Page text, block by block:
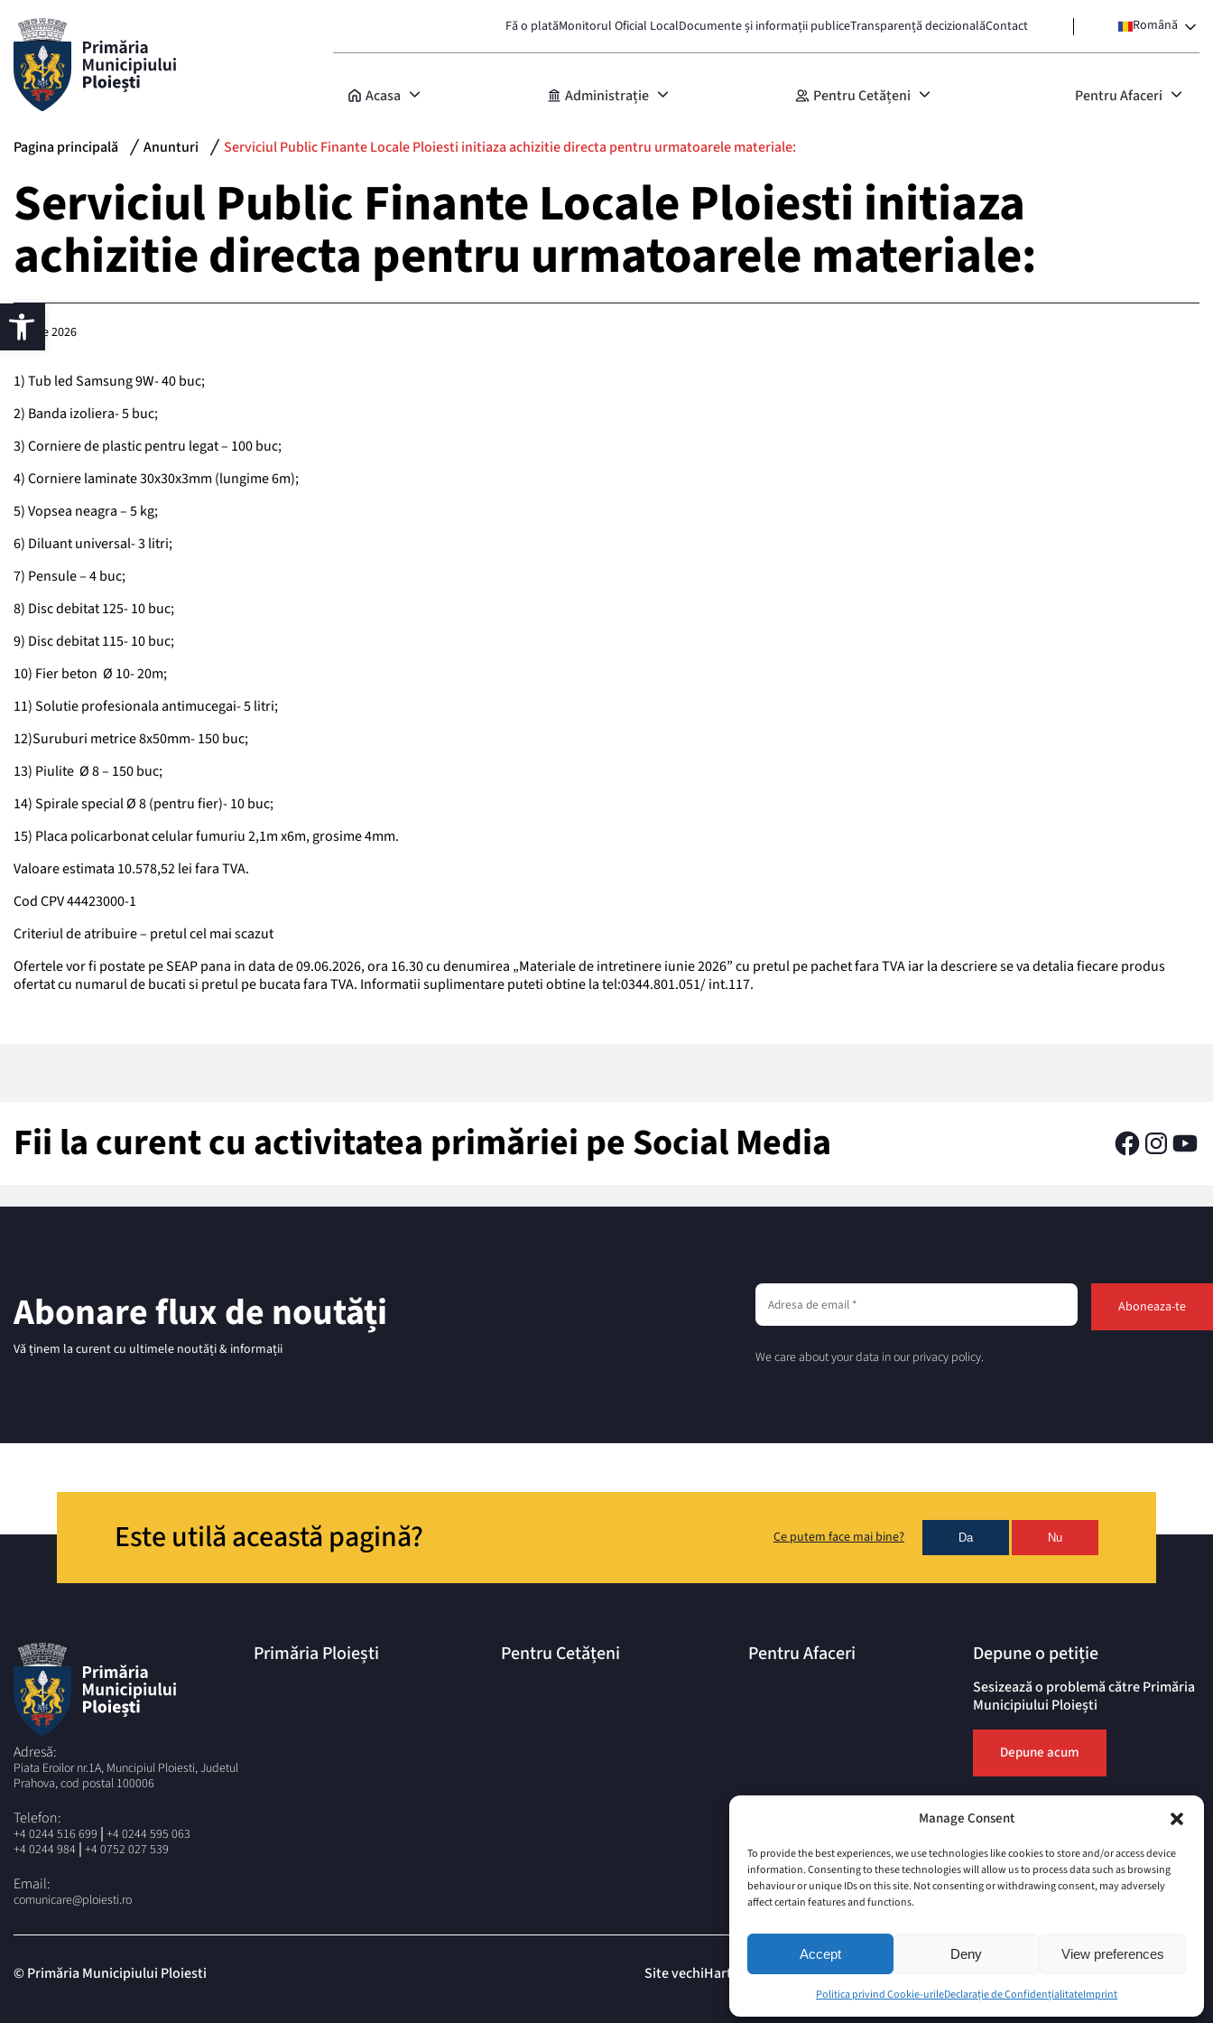
Manage Consent
To provide the best experiences, we use technologies like cookies to store and/or access device
information. Consenting to these technologies will allow us to process data such as browsing
behaviour or unique IDs on this site. Not consenting or withdrawing consent, may adversely
affect certain features and functions.
Accept Deny View preferences
Politica privind Cookie-urileDeclarație de ConfidențialitateImprint
Fă o platăMonitorul Oficial LocalDocumente și informații publiceTransparență decizionalăContact Română
Acasa Administrație Pentru Cetățeni Pentru Afaceri
Pagina principală Anunturi Serviciul Public Finante Locale Ploiesti initiaza achizitie directa pentru urmatoarele materiale:
Serviciul Public Finante Locale Ploiesti initiaza
achizitie directa pentru urmatoarele materiale:
5 iunie 2026
1) Tub led Samsung 9W- 40 buc;
2) Banda izoliera- 5 buc;
3) Corniere de plastic pentru legat – 100 buc;
4) Corniere laminate 30x30x3mm (lungime 6m);
5) Vopsea neagra – 5 kg;
6) Diluant universal- 3 litri;
7) Pensule – 4 buc;
8) Disc debitat 125- 10 buc;
9) Disc debitat 115- 10 buc;
10) Fier beton Ø 10- 20m;
11) Solutie profesionala antimucegai- 5 litri;
12)Suruburi metrice 8x50mm- 150 buc;
13) Piulite Ø 8 – 150 buc;
14) Spirale special Ø 8 (pentru fier)- 10 buc;
15) Placa policarbonat celular fumuriu 2,1m x6m, grosime 4mm.
Valoare estimata 10.578,52 lei fara TVA.
Cod CPV 44423000-1
Criteriul de atribuire – pretul cel mai scazut
Ofertele vor fi postate pe SEAP pana in data de 09.06.2026, ora 16.30 cu denumirea „Materiale de intretinere iunie 2026” cu pretul pe pachet fara TVA iar la descriere se va detalia fiecare produs
ofertat cu numarul de bucati si pretul pe bucata fara TVA. Informatii suplimentare puteti obtine la tel:0344.801.051/ int.117.
Fii la curent cu activitatea primăriei pe Social Media
Abonare flux de noutăți
Vă ținem la curent cu ultimele noutăți & informații We care about your data in our privacy policy.
Este utilă această pagină? Ce putem face mai bine? Da Nu
Adresă:
Piata Eroilor nr.1A, Muncipiul Ploiesti, Judetul
Prahova, cod postal 100006
Telefon:
+4 0244 516 699 | +4 0244 595 063
+4 0244 984 | +4 0752 027 539
Email:
comunicare@ploiesti.ro
Primăria Ploiești Pentru Cetățeni Pentru Afaceri Depune o petiție
Sesizează o problemă către Primăria
Municipiului Ploiești
Depune acum
© Primăria Municipiului Ploiesti Site vechiHarta SiteImprintPolitica privind Cookie-urile